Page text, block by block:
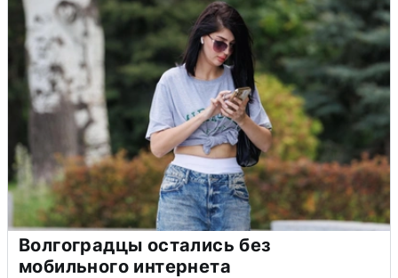
Волгоградцы остались без
мобильного интернета